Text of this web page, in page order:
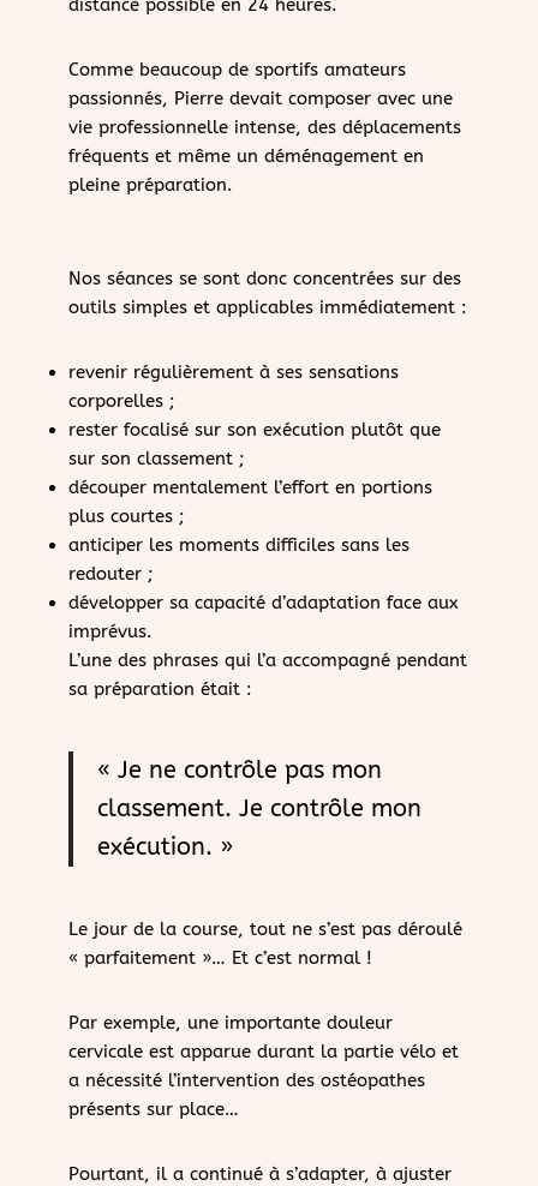
Comme beaucoup de sportifs amateurs
passionnés, Pierre devait composer avec une
vie professionnelle intense, des déplacements
fréquents et même un déménagement en
pleine préparation.
Nos séances se sont donc concentrées sur des
outils simples et applicables immédiatement :
revenir régulièrement à ses sensations
corporelles ;
rester focalisé sur son exécution plutôt que
sur son classement ;
découper mentalement l’effort en portions
plus courtes ;
anticiper les moments difficiles sans les
redouter ;
développer sa capacité d’adaptation face aux
imprévus.
L’une des phrases qui l’a accompagné pendant
sa préparation était :
« Je ne contrôle pas mon
classement. Je contrôle mon
exécution. »
Le jour de la course, tout ne s’est pas déroulé
« parfaitement »… Et c’est normal !
Par exemple, une importante douleur
cervicale est apparue durant la partie vélo et
a nécessité l’intervention des ostéopathes
présents sur place…
Pourtant, il a continué à s’adapter, à ajuster